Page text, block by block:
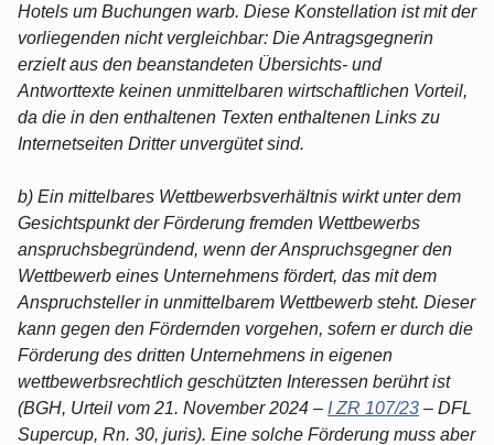
Hotels um Buchungen warb. Diese Konstellation ist mit der
vorliegenden nicht vergleichbar: Die Antragsgegnerin
erzielt aus den beanstandeten Übersichts- und
Antworttexte keinen unmittelbaren wirtschaftlichen Vorteil,
da die in den enthaltenen Texten enthaltenen Links zu
Internetseiten Dritter unvergütet sind.
b) Ein mittelbares Wettbewerbsverhältnis wirkt unter dem
Gesichtspunkt der Förderung fremden Wettbewerbs
anspruchsbegründend, wenn der Anspruchsgegner den
Wettbewerb eines Unternehmens fördert, das mit dem
Anspruchsteller in unmittelbarem Wettbewerb steht. Dieser
kann gegen den Fördernden vorgehen, sofern er durch die
Förderung des dritten Unternehmens in eigenen
wettbewerbsrechtlich geschützten Interessen berührt ist
(BGH, Urteil vom 21. November 2024 – I ZR 107/23 – DFL
Supercup, Rn. 30, juris). Eine solche Förderung muss aber